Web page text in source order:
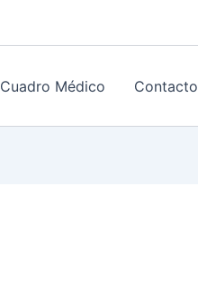
Cuadro Médico Contacto